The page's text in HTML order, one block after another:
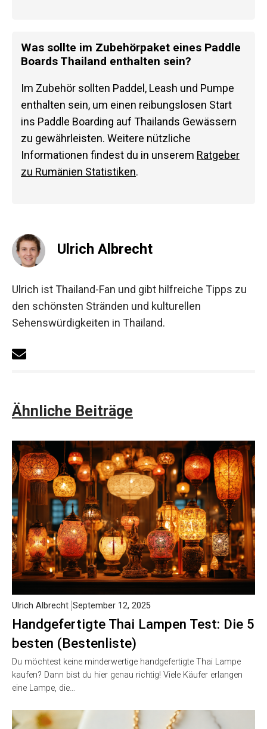
Was sollte im Zubehörpaket eines Paddle
Boards Thailand enthalten sein?
Im Zubehör sollten Paddel, Leash und Pumpe
enthalten sein, um einen reibungslosen Start
ins Paddle Boarding auf Thailands Gewässern
zu gewährleisten. Weitere nützliche
Informationen findest du in unserem Ratgeber
zu Rumänien Statistiken.
Ulrich Albrecht
Ulrich ist Thailand-Fan und gibt hilfreiche Tipps zu
den schönsten Stränden und kulturellen
Sehenswürdigkeiten in Thailand.
Ähnliche Beiträge
Handgefertigte Thai Lampen Test: Die 5
besten (Bestenliste)
Ulrich Albrecht September 12, 2025
Du möchtest keine minderwertige handgefertigte Thai Lampe
kaufen? Dann bist du hier genau richtig! Viele Käufer erlangen
eine Lampe, die…